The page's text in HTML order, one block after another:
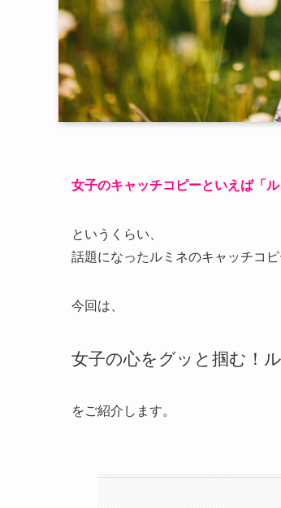
女子のキャッチコピーといえば「ル
というくらい、
話題になったルミネのキャッチコ
今回は、
女子の心をグッと掴む！
をご紹介します。